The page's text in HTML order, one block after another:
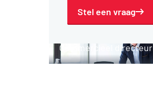
Commercieel directeur
Stel een vraag